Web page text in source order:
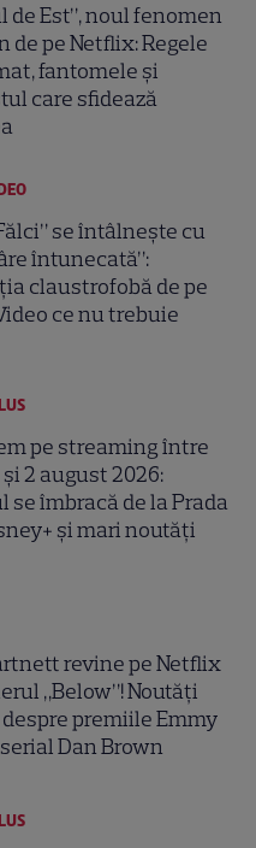
de Est”, noul fenomen
de pe Netflix: Regele
fantomele și
care sfidează
se întâlnește cu
întunecată”:
claustrofobă de pe
ce nu trebuie
pe streaming între
2 august 2026:
se îmbracă de la Prada
și mari noutăți
revine pe Netflix
„Below”! Noutăți
premiile Emmy
Dan Brown